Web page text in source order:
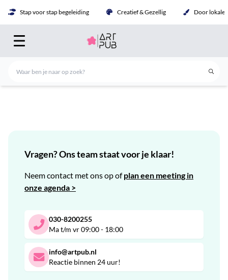
Stap voor stap begeleiding Creatief & Gezellig Door lokale
Vragen? Ons team staat voor je klaar!
Neem contact met ons op ofplan een meeting in
onze agenda >
030-8200255
Ma t/m vr 09:00 - 18:00
info@artpub.nl
Reactie binnen 24 uur!